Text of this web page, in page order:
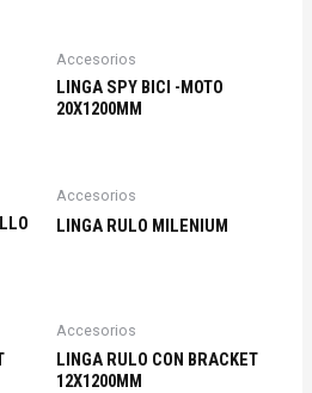
Accesorios
LINGA SPY BICI -MOTO
20X1200MM
Accesorios
LINGA RULO MILENIUM
Accesorios
LINGA RULO CON BRACKET
12X1200MM